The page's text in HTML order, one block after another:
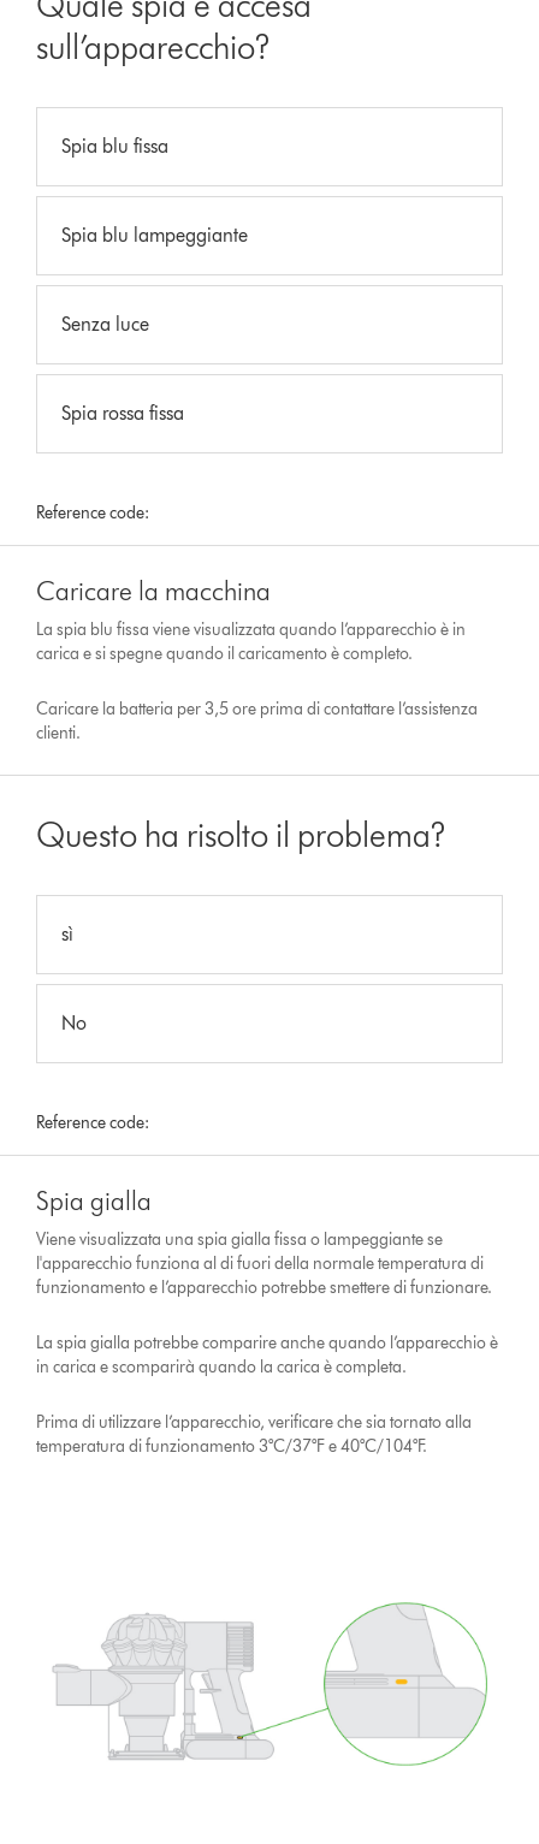
sull’apparecchio?
Spia blu fissa
Spia blu lampeggiante
Senza luce
Spia rossa fissa
Reference code:
Caricare la macchina
La spia blu fissa viene visualizzata quando l’apparecchio è in
carica e si spegne quando il caricamento è completo.
Caricare la batteria per 3,5 ore prima di contattare l’assistenza
clienti.
Questo ha risolto il problema?
sì
No
Reference code:
Spia gialla
Viene visualizzata una spia gialla fissa o lampeggiante se
l'apparecchio funziona al di fuori della normale temperatura di
funzionamento e l’apparecchio potrebbe smettere di funzionare.
La spia gialla potrebbe comparire anche quando l’apparecchio è
in carica e scomparirà quando la carica è completa.
Prima di utilizzare l’apparecchio, verificare che sia tornato alla
temperatura di funzionamento 3°C/37°F e 40°C/104°F.